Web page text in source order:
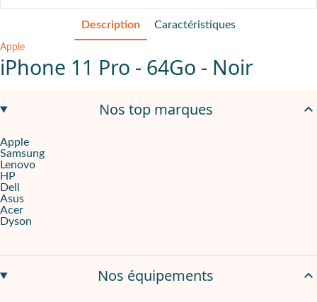
Description Caractéristiques
Apple
iPhone 11 Pro - 64Go - Noir
Un format d'écran plus petit
L'iPhone 11 Pro se démarque également par son format, plus
Le reconditionné : une solution mobile qui réduit votre
Nos top marques
Apple
Samsung
Lenovo
HP
Dell
Asus
Acer
Dyson
Nos équipements